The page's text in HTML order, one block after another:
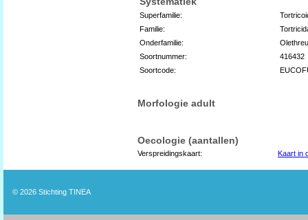
Superfamilie:
Familie:
Onderfamilie:
Soortnummer:
416432
Soortcode:
Morfologie adult
Oecologie (aantallen)
Verspreidingskaart: Kaart in
© 2026 Stichting TINEA